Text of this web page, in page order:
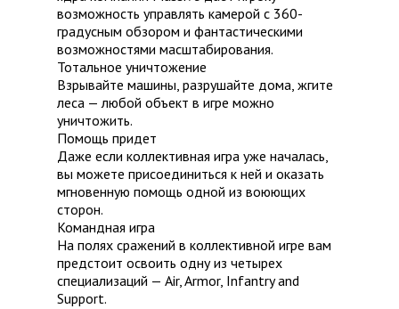
возможность управлять камерой с 360-
градусным обзором и фантастическими
возможностями масштабирования.
Тотальное уничтожение
Взрывайте машины, разрушайте дома, жгите
леса — любой объект в игре можно
уничтожить.
Помощь придет
Даже если коллективная игра уже началась,
вы можете присоединиться к ней и оказать
мгновенную помощь одной из воюющих
сторон.
Командная игра
На полях сражений в коллективной игре вам
предстоит освоить одну из четырех
специализаций — Air, Armor, Infantry and
Support.